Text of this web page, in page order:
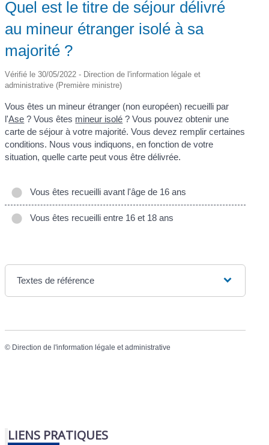
Quel est le titre de séjour délivré
au mineur étranger isolé à sa
majorité ?
Vérifié le 30/05/2022 - Direction de l'information légale et
administrative (Première ministre)
Vous êtes un mineur étranger (non européen) recueilli par
l'Ase ? Vous êtes mineur isolé ? Vous pouvez obtenir une
carte de séjour à votre majorité. Vous devez remplir certaines
conditions. Nous vous indiquons, en fonction de votre
situation, quelle carte peut vous être délivrée.
Vous êtes recueilli avant l'âge de 16 ans
Vous êtes recueilli entre 16 et 18 ans
Textes de référence
© Direction de l'information légale et administrative
LIENS PRATIQUES